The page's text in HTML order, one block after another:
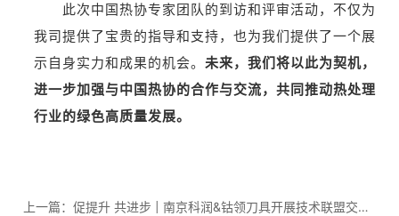
此次中国热协专家团队的到访和评审活动，不仅为
我司提供了宝贵的指导和支持，也为我们提供了一个展
示自身实力和成果的机会。未来，我们将以此为契机，
进一步加强与中国热协的合作与交流，共同推动热处理
行业的绿色高质量发展。
上一篇：
促提升 共进步 | 南京科润&钴领刀具开展技术联盟交流会